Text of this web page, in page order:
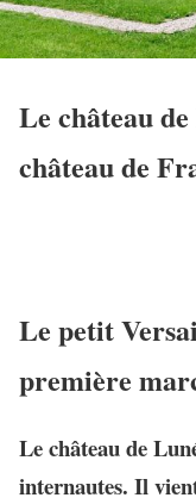
Le château
château de
Le petit
première
Le château de
internautes. Il